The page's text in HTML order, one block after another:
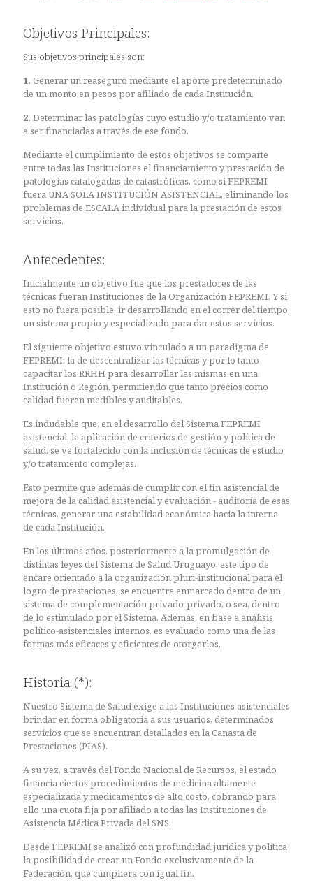
Objetivos Principales:
Sus objetivos principales son:
1. Generar un reaseguro mediante el aporte predeterminado
de un monto en pesos por afiliado de cada Institución.
2. Determinar las patologías cuyo estudio y/o tratamiento van
a ser financiadas a través de ese fondo.
Mediante el cumplimiento de estos objetivos se comparte
entre todas las Instituciones el financiamiento y prestación de
patologías catalogadas de catastróficas, como si FEPREMI
fuera UNA SOLA INSTITUCIÓN ASISTENCIAL, eliminando los
problemas de ESCALA individual para la prestación de estos
servicios.
Antecedentes:
Inicialmente un objetivo fue que los prestadores de las
técnicas fueran Instituciones de la Organización FEPREMI. Y si
esto no fuera posible, ir desarrollando en el correr del tiempo,
un sistema propio y especializado para dar estos servicios.
El siguiente objetivo estuvo vinculado a un paradigma de
FEPREMI: la de descentralizar las técnicas y por lo tanto
capacitar los RRHH para desarrollar las mismas en una
Institución o Región, permitiendo que tanto precios como
calidad fueran medibles y auditables.
Es indudable que, en el desarrollo del Sistema FEPREMI
asistencial, la aplicación de criterios de gestión y política de
salud, se ve fortalecido con la inclusión de técnicas de estudio
y/o tratamiento complejas.
Esto permite que además de cumplir con el fin asistencial de
mejora de la calidad asistencial y evaluación - auditoría de esas
técnicas, generar una estabilidad económica hacia la interna
de cada Institución.
En los últimos años, posteriormente a la promulgación de
distintas leyes del Sistema de Salud Uruguayo, este tipo de
encare orientado a la organización pluri-institucional para el
logro de prestaciones, se encuentra enmarcado dentro de un
sistema de complementación privado-privado, o sea, dentro
de lo estimulado por el Sistema. Además, en base a análisis
político-asistenciales internos, es evaluado como una de las
formas más eficaces y eficientes de otorgarlos.
Historia (*):
Nuestro Sistema de Salud exige a las Instituciones asistenciales
brindar en forma obligatoria a sus usuarios, determinados
servicios que se encuentran detallados en la Canasta de
Prestaciones (PIAS).
A su vez, a través del Fondo Nacional de Recursos, el estado
financia ciertos procedimientos de medicina altamente
especializada y medicamentos de alto costo, cobrando para
ello una cuota fija por afiliado a todas las Instituciones de
Asistencia Médica Privada del SNS.
Desde FEPREMI se analizó con profundidad jurídica y política
la posibilidad de crear un Fondo exclusivamente de la
Federación, que cumpliera con igual fin.